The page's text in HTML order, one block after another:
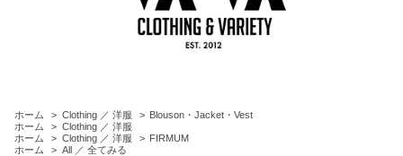
ホーム > Clothing ／ 洋服 > Blouson・Jacket・Vest
ホーム
> Clothing ／ 洋服
ホーム
> Clothing ／ 洋服 > FIRMUM
ホーム
> All ／ 全てみる